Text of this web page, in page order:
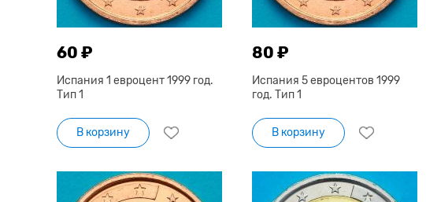
60 ₽
Испания 1 евроцент 1999 год.
Тип 1
В корзину
80 ₽
Испания 5 евроцентов 1999
год. Тип 1
В корзину